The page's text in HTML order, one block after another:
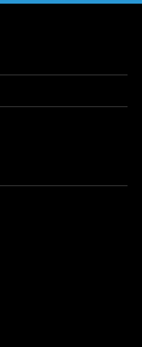
プルーキー！